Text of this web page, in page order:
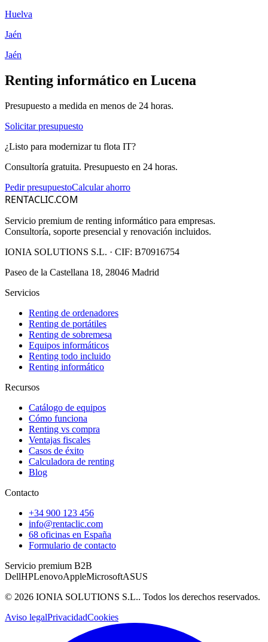
Huelva
Jaén
Jaén
Renting informático en Lucena
Presupuesto a medida en menos de 24 horas.
Solicitar presupuesto
¿Listo para modernizar tu flota IT?
Consultoría gratuita. Presupuesto en 24 horas.
Pedir presupuestoCalcular ahorro
RENTACLIC.COM
Servicio premium de renting informático para empresas.
Consultoría, soporte presencial y renovación incluidos.
IONIA SOLUTIONS S.L. · CIF: B70916754
Paseo de la Castellana 18, 28046 Madrid
Servicios
Renting de ordenadores
Renting de portátiles
Renting de sobremesa
Equipos informáticos
Renting todo incluido
Renting informático
Recursos
Catálogo de equipos
Cómo funciona
Renting vs compra
Ventajas fiscales
Casos de éxito
Calculadora de renting
Blog
Contacto
+34 900 123 456
info@rentaclic.com
68 oficinas en España
Formulario de contacto
Servicio premium B2B
DellHPLenovoAppleMicrosoftASUS
© 2026 IONIA SOLUTIONS S.L.. Todos los derechos reservados.
Aviso legalPrivacidadCookies